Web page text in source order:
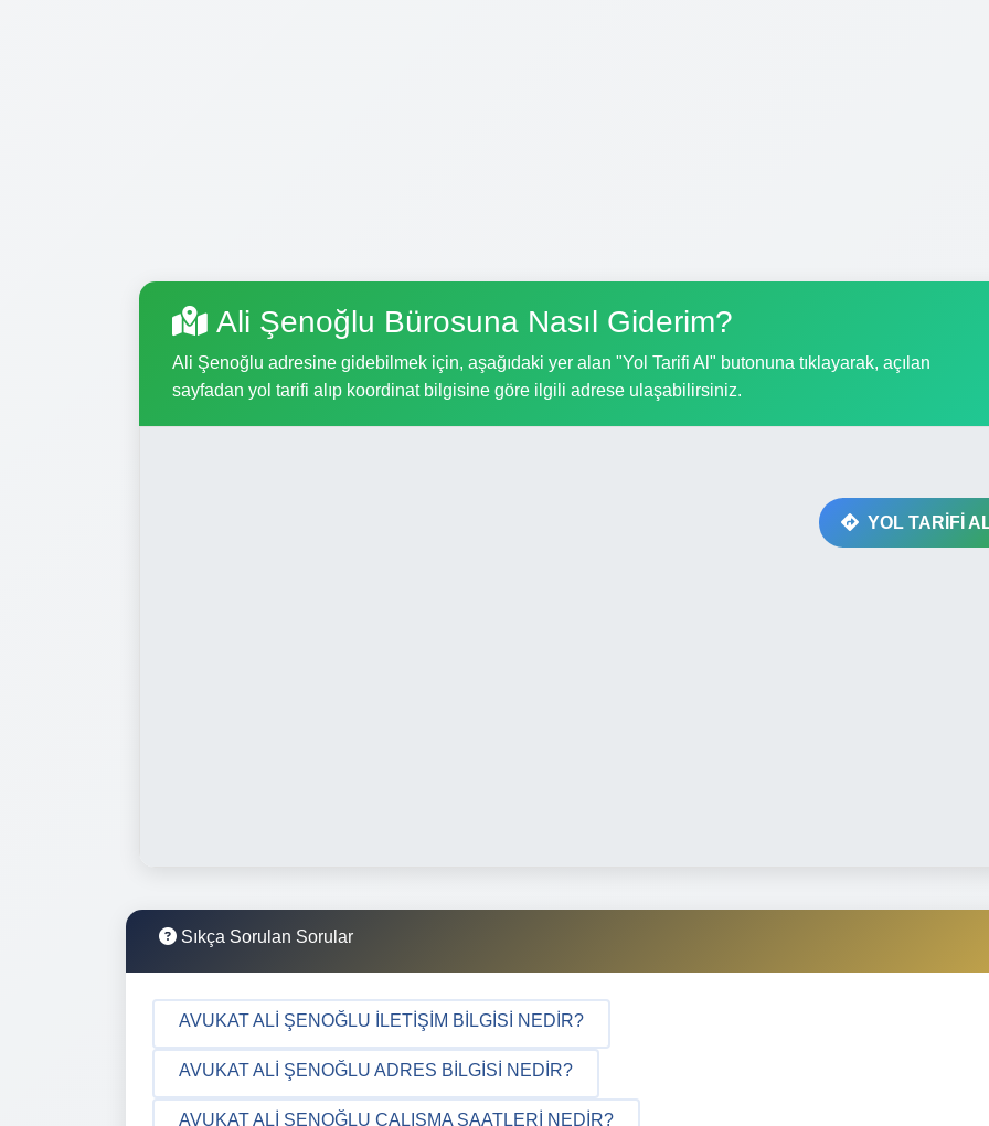
Ali Şenoğlu Bürosuna Nasıl Giderim?
Ali Şenoğlu adresine gidebilmek için, aşağıdaki yer alan "Yol Tarifi Al" butonuna tıklayarak, açılan
sayfadan yol tarifi alıp koordinat bilgisine göre ilgili adrese ulaşabilirsiniz.
YOL TARİFİ
Sıkça Sorulan Sorular
AVUKAT ALI ŞENOĞLU İLETIŞIM BILGISI NEDIR?
AVUKAT ALI ŞENOĞLU ADRES BILGISI NEDIR?
AVUKAT ALI ŞENOĞLU ÇALIŞMA SAATLERI NEDIR?